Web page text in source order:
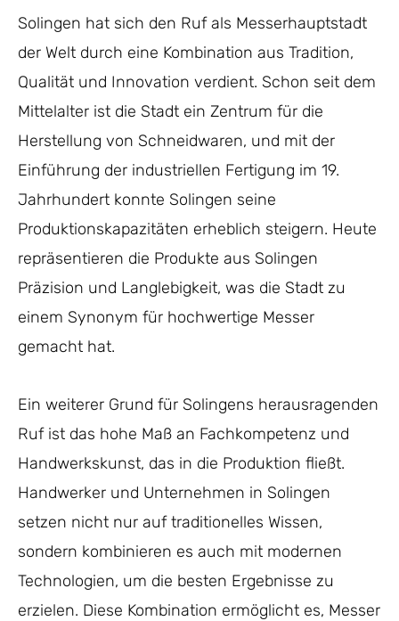
Solingen hat sich den Ruf als Messerhauptstadt
der Welt durch eine Kombination aus Tradition,
Qualität und Innovation verdient. Schon seit dem
Mittelalter ist die Stadt ein Zentrum für die
Herstellung von Schneidwaren, und mit der
Einführung der industriellen Fertigung im 19.
Jahrhundert konnte Solingen seine
Produktionskapazitäten erheblich steigern. Heute
repräsentieren die Produkte aus Solingen
Präzision und Langlebigkeit, was die Stadt zu
einem Synonym für hochwertige Messer
gemacht hat.
Ein weiterer Grund für Solingens herausragenden
Ruf ist das hohe Maß an Fachkompetenz und
Handwerkskunst, das in die Produktion fließt.
Handwerker und Unternehmen in Solingen
setzen nicht nur auf traditionelles Wissen,
sondern kombinieren es auch mit modernen
Technologien, um die besten Ergebnisse zu
erzielen. Diese Kombination ermöglicht es, Messer